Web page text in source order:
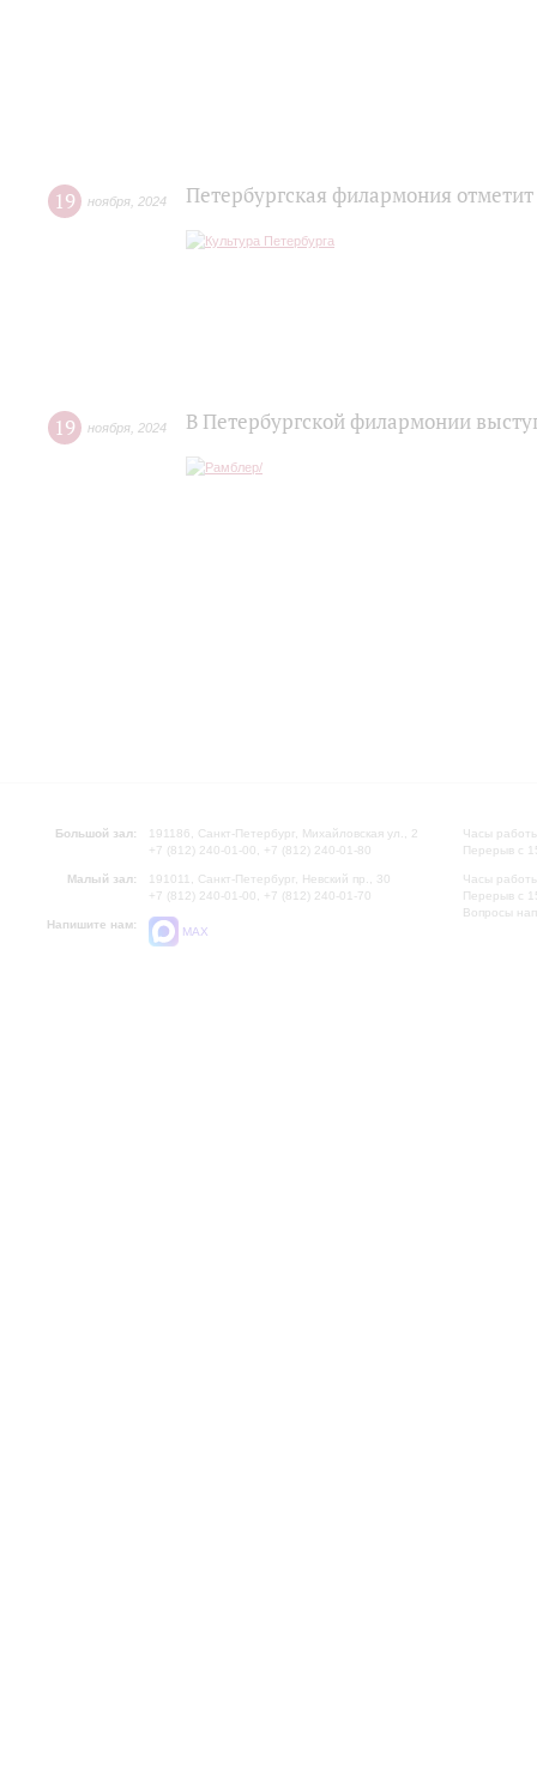
19 ноября 2024 Петербургская филармония
19 ноября 2024 В Петербургской филармонии
Большой зал:
191186, Санкт-Петербург, Михайловская ул., 2
+7 (812) 240-01-00, +7 (812) 240-01-80
Малый зал:
191011, Санкт-Петербург, Невский пр., 30
+7 (812) 240-01-00, +7 (812) 240-01-70
Напишите нам:
MAX
Часы
Перерыв с
Часы
Перерыв с
Вопросы